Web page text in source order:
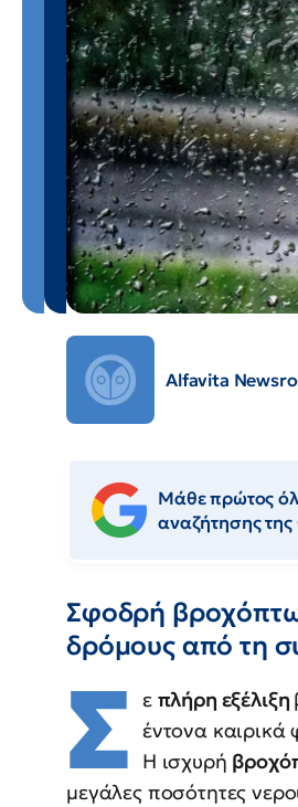
Alfavita
Μάθε πρώτος
αναζήτησης της
Σφοδρή
δρόμους από τη
Σ ε πλήρη εξέλιξη
έντονα
Η ισχυρή
μεγάλες ποσότητες